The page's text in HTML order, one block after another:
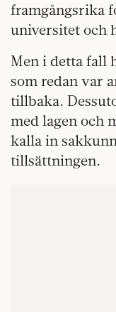
framgångsrika
universitet och
Men i detta fall
som redan var
tillbaka.
med lagen och
kalla in
tillsättningen.